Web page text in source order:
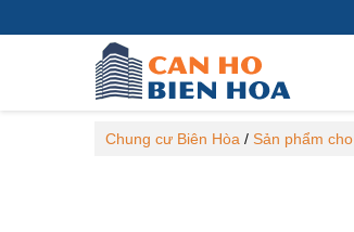
Chung cư Biên Hòa / Sản phẩm